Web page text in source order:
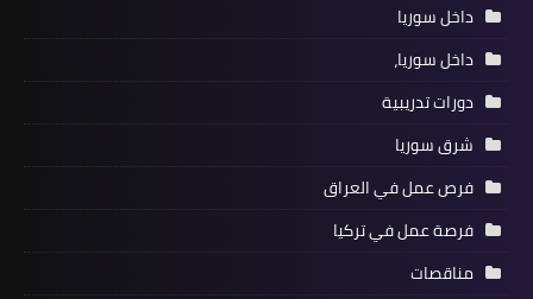
داخل سوريا
داخل سوريا،
دورات تدريبية
شرق سوريا
فرص عمل في العراق
فرصة عمل في تركيا
مناقصات